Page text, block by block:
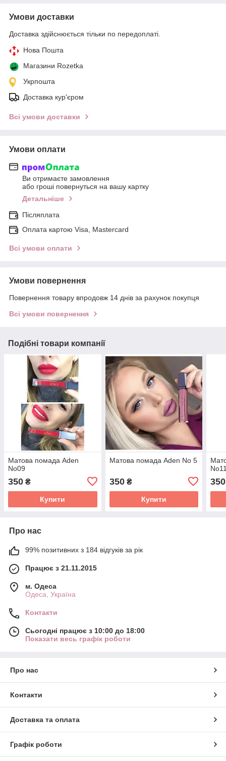
Умови доставки
Доставка здійснюється тільки по передоплаті.
Нова Пошта
Магазини Rozetka
Укрпошта
Доставка кур'єром
Всі умови доставки
Умови оплати
Ви отримаєте замовлення
або гроші повернуться на вашу картку
Детальніше
Післяплата
Оплата картою Visa, Mastercard
Всі умови оплати
Умови повернення
Повернення товару впродовж 14 днів за рахунок покупця
Всі умови повернення
Подібні товари компанії
Матова помада Aden
No09
350 ₴
Купити
Матова помада Aden No 5
350₴
Купити
350
Про нас
99% позитивних з 184 відгуків за рік
Працює з 21.11.2015
м. Одеса
Одеса, Україна
Контакти
Сьогодні працює з 10:00 до 18:00
Показати весь графік роботи
Про нас
Контакти
Доставка та оплата
Графік роботи